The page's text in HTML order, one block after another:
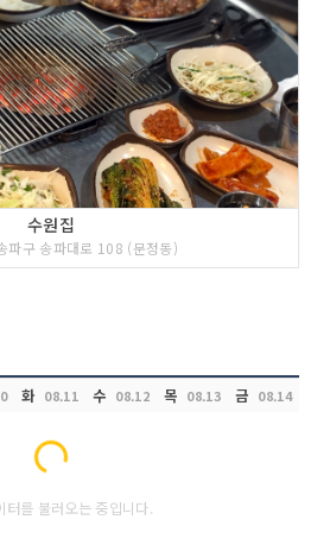
수원집
파구 송파대로 108 (문정동)
화 08.11 수 08.12 목 08.13 금 08.14
Loading...
터를 불러오는 중입니다.